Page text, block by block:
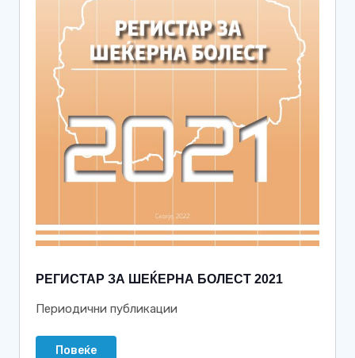
РЕГИСТАР ЗА ШЕЌЕРНА БОЛЕСТ 2021
Периодични публикации
Повеќе